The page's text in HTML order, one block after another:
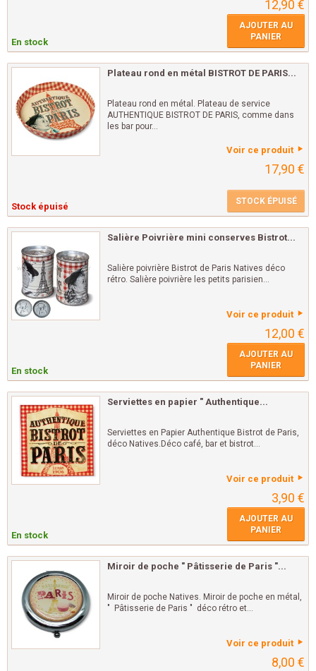
12,90 €
En stock
AJOUTER AU
PANIER
Plateau rond en métal BISTROT DE PARIS...
Plateau rond en métal. Plateau de service
AUTHENTIQUE BISTROT DE PARIS, comme dans
les bar pour...
Voir ce produit
17,90 €
Stock épuisé STOCK ÉPUISÉ
Salière Poivrière mini conserves Bistrot...
Salière poivrière Bistrot de Paris Natives déco
rétro. Salière poivrière les petits parisien...
Voir ce produit
12,00 €
En stock
AJOUTER AU
PANIER
Serviettes en papier " Authentique...
Serviettes en Papier Authentique Bistrot de Paris,
déco Natives.Déco café, bar et bistrot...
Voir ce produit
3,90 €
En stock
AJOUTER AU
PANIER
Miroir de poche " Pâtisserie de Paris "...
Miroir de poche Natives. Miroir de poche en métal,
" Pâtisserie de Paris " déco rétro et...
Voir ce produit
8,00 €